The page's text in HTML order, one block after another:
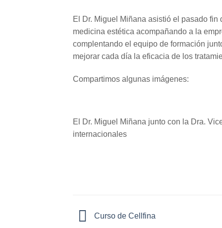
El Dr. Miguel Miñana asistió el pasado
medicina estética acompañando a la
complentando el equipo de formación
mejorar cada día la eficacia de los
Compartimos algunas imágenes:
El Dr. Miguel Miñana junto con la Dra.
internacionales
Curso de Cellfina